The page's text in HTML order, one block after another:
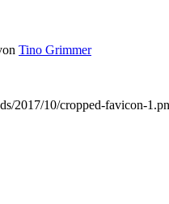
Tino Grimmer
2017/10/cropped-favicon-